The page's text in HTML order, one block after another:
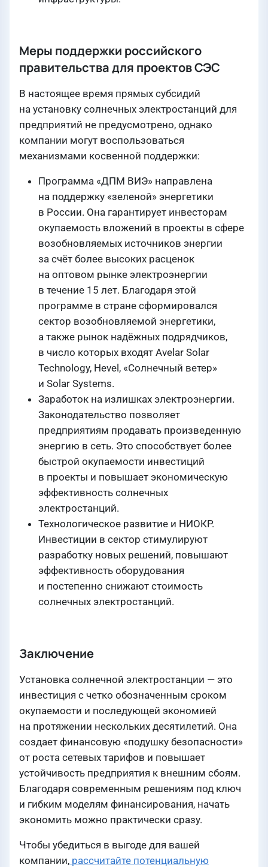
Меры поддержки российского
правительства для проектов СЭС
В настоящее время прямых субсидий
на установку солнечных электростанций для
предприятий не предусмотрено, однако
компании могут воспользоваться
механизмами косвенной поддержки:
Программа «ДПМ ВИЭ» направлена
на поддержку «зеленой» энергетики
в России. Она гарантирует инвесторам
окупаемость вложений в проекты в сфере
возобновляемых источников энергии
за счёт более высоких расценок
на оптовом рынке электроэнергии
в течение 15 лет. Благодаря этой
программе в стране сформировался
сектор возобновляемой энергетики,
а также рынок надёжных подрядчиков,
в число которых входят Avelar Solar
Technology, Hevel, «Солнечный ветер»
и Solar Systems.
Заработок на излишках электроэнергии.
Законодательство позволяет
предприятиям продавать произведенную
энергию в сеть. Это способствует более
быстрой окупаемости инвестиций
в проекты и повышает экономическую
эффективность солнечных
электростанций.
Технологическое развитие и НИОКР.
Инвестиции в сектор стимулируют
разработку новых решений, повышают
эффективность оборудования
и постепенно снижают стоимость
солнечных электростанций.
Заключение
Установка солнечной электростанции — это
инвестиция с четко обозначенным сроком
окупаемости и последующей экономией
на протяжении нескольких десятилетий. Она
создает финансовую «подушку безопасности»
от роста сетевых тарифов и повышает
устойчивость предприятия к внешним сбоям.
Благодаря современным решениям под ключ
и гибким моделям финансирования, начать
экономить можно практически сразу.
Чтобы убедиться в выгоде для вашей
компании, рассчитайте потенциальную